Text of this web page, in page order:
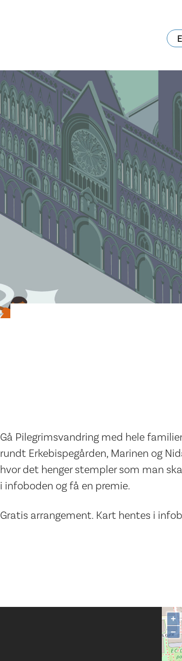
Musikk
Gå Pilegrimsvandring med hele
rundt Erkebispegården, Marinen og
hvor det henger stempler som man
i infoboden og få en premie.
Gratis arrangement. Kart hentes i
+
−